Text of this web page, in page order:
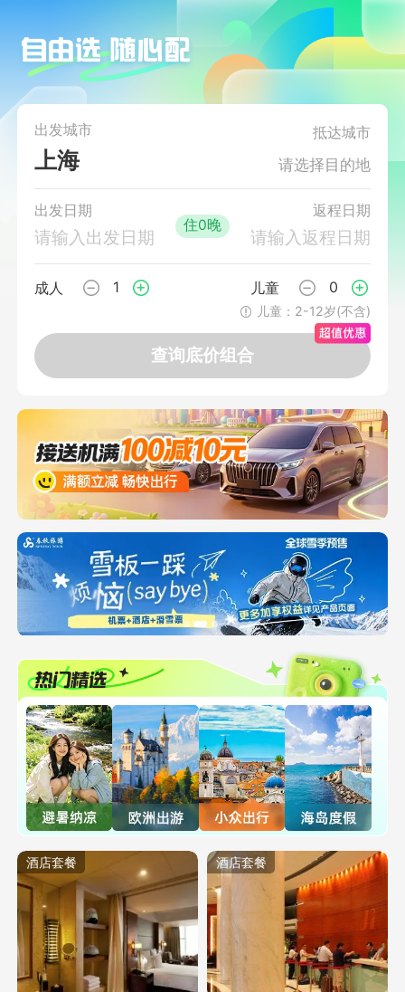
出发城市
上海
抵达城市
请选择目的地
出发日期
请输入出发日期
住0晚
返程日期
请输入返程日期
成人 1 儿童 0
儿童：2-12岁(不含)
查询底价组合
酒店套餐 酒店套餐